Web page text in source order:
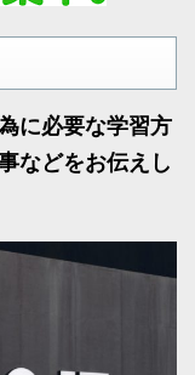
に必要な学習方
などをお伝えし